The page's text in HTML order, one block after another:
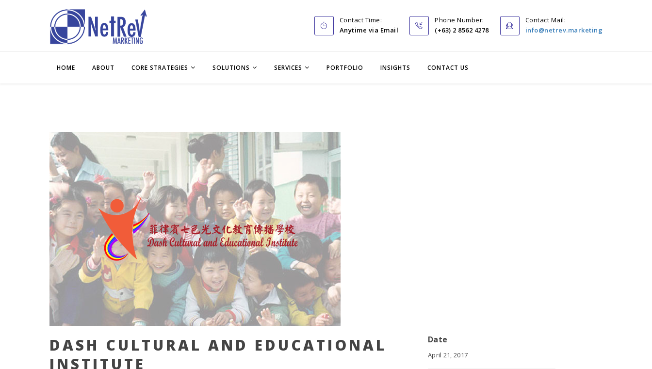
Contact Time:
Anytime via Email
Phone Number:
(+63) 2 8562 4278
Contact Mail:
info@netrev.marketing
HOME ABOUT CORE STRATEGIES SOLUTIONS SERVICES PORTFOLIO INSIGHTS CONTACT US
Home
DASH CULTURAL AND EDUCATIONAL
INSTITUTE
Date
April 21, 2017